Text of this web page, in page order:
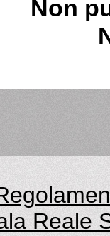
Non
Reale